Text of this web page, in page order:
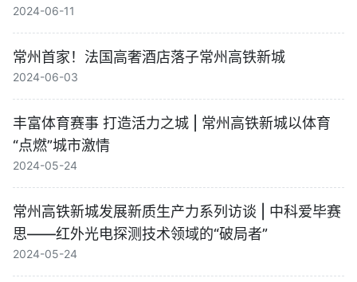
2024-06-11
常州首家！法国高奢酒店落子常州高铁新城
2024-06-03
丰富体育赛事 打造活力之城 | 常州高铁新城以体育
“点燃”城市激情
2024-05-24
常州高铁新城发展新质生产力系列访谈 | 中科爱毕赛
思——红外光电探测技术领域的“破局者”
2024-05-24